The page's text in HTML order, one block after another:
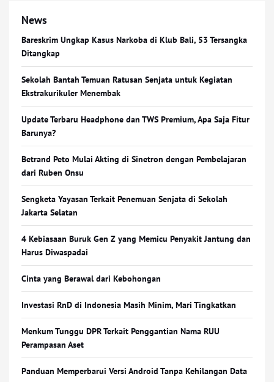
News
Bareskrim Ungkap Kasus Narkoba di Klub Bali, 53 Tersangka
Ditangkap
Sekolah Bantah Temuan Ratusan Senjata untuk Kegiatan
Ekstrakurikuler Menembak
Update Terbaru Headphone dan TWS Premium, Apa Saja Fitur
Barunya?
Betrand Peto Mulai Akting di Sinetron dengan Pembelajaran
dari Ruben Onsu
Sengketa Yayasan Terkait Penemuan Senjata di Sekolah
Jakarta Selatan
4 Kebiasaan Buruk Gen Z yang Memicu Penyakit Jantung dan
Harus Diwaspadai
Cinta yang Berawal dari Kebohongan
Investasi RnD di Indonesia Masih Minim, Mari Tingkatkan
Menkum Tunggu DPR Terkait Penggantian Nama RUU
Perampasan Aset
Panduan Memperbarui Versi Android Tanpa Kehilangan Data